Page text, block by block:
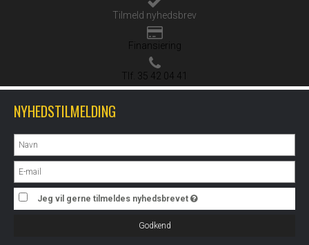
Tilmeld nyhedsbrev
Finansiering
Tlf. 35 42 04 41
NYHEDSTILMELDING
Jeg vil gerne tilmeldes nyhedsbrevet
Godkend